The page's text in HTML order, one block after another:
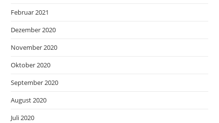
Februar 2021
Dezember 2020
November 2020
Oktober 2020
September 2020
August 2020
Juli 2020